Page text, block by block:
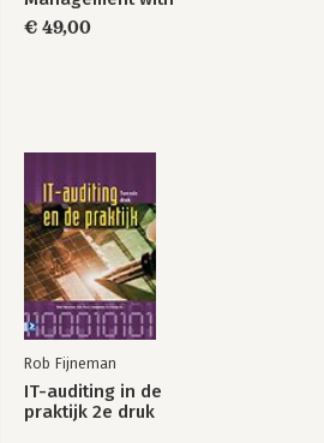
Part 6: Ethical Hacking Aftermath.
19. Ten Tips for Getting Upper
20. Ten Reasons Hacking Is the Only
21. Ten Deadly Mistakes.
Appendix: Tools and Resources.
Index.
ITIL V3
€ 49,00
Rob Fijneman
IT-auditing in de
praktijk 2e druk